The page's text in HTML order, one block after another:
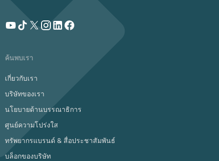
ค้นพบเรา
เกี่ยวกับเรา
บริษัทของเรา
นโยบายด้านบรรณาธิการ
ศูนย์ความโปร่งใส
ทรัพยากรแบรนด์ & สื่อประชาสัมพันธ์
บล็อกของบริษัท